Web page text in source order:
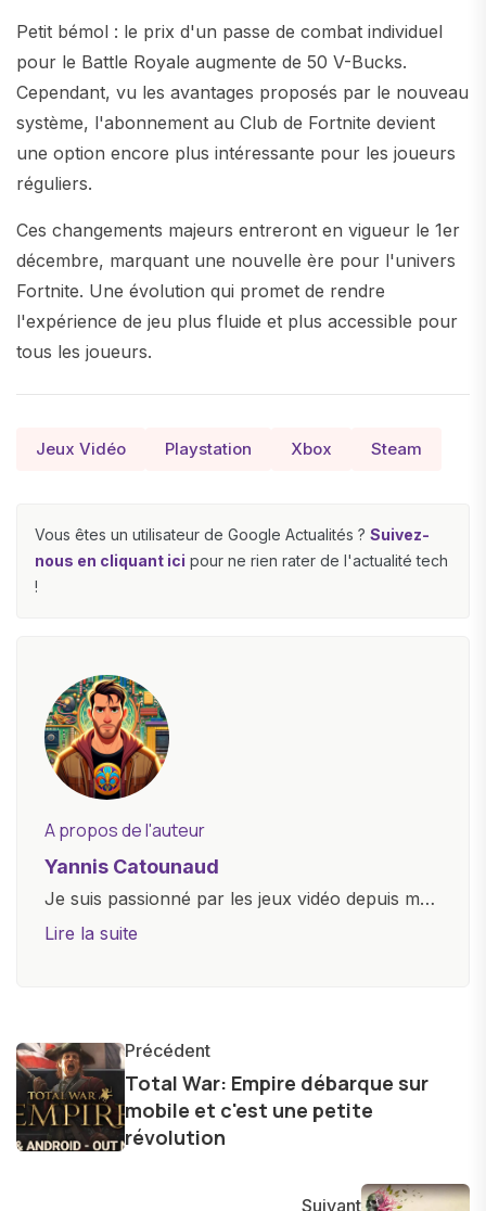
Petit bémol : le prix d'un passe de combat individuel
pour le Battle Royale augmente de 50 V-Bucks.
Cependant, vu les avantages proposés par le nouveau
système, l'abonnement au Club de Fortnite devient
une option encore plus intéressante pour les joueurs
réguliers.
Ces changements majeurs entreront en vigueur le 1er
décembre, marquant une nouvelle ère pour l'univers
Fortnite. Une évolution qui promet de rendre
l'expérience de jeu plus fluide et plus accessible pour
tous les joueurs.
Jeux Vidéo Playstation Xbox Steam
Vous êtes un utilisateur de Google Actualités ? Suivez-
nous en cliquant ici pour ne rien rater de l'actualité tech
!
A propos de l'auteur
Yannis Catounaud
Je suis passionné par les jeux vidéo depuis mon
plus jeune âge. Mon amour pour l'univers
et bien d'autres gadgets technologiques. Armé
d'une curiosité insatiable, j'aime dévoiler les
dernières tendances et innovations, partageant
avec enthousiasme mes découvertes avec la
l'exploration constante des frontières de la
Lire la suite
Précédent
Total War: Empire débarque sur
mobile et c'est une petite
révolution
Suivant